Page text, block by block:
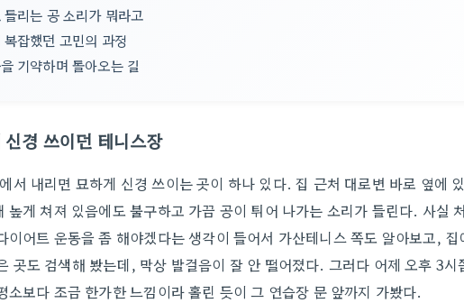
리는 공 소리가 뭐라고
잡했던 고민의 과정
기약하며 돌아오는 길
경 쓰이던 테니스장
서 내리면 묘하게 신경 쓰이는 곳이 하나 있다. 집 근처 대로변 바로 옆에
높게 쳐져 있음에도 불구하고 가끔 공이 튀어 나가는 소리가 들린다. 사실
이어트 운동을 좀 해야겠다는 생각이 들어서 가산테니스 쪽도 알아보고,
곳도 검색해 봤는데, 막상 발걸음이 잘 안 떨어졌다. 그러다 어제 오후 3시
소보다 조금 한가한 느낌이라 홀린 듯이 그 연습장 문 앞까지 가봤다.